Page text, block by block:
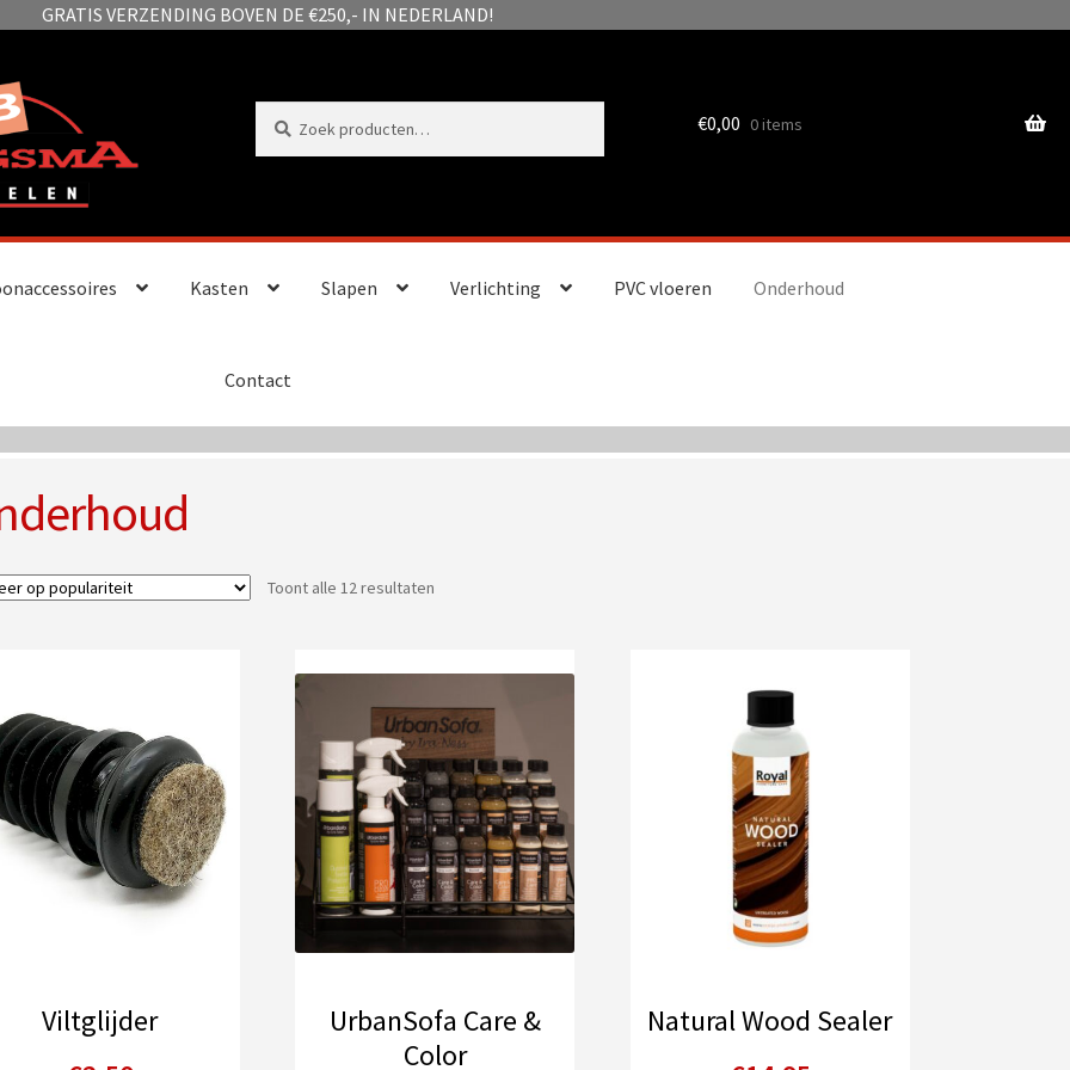
GRATIS VERZENDING BOVEN DE €250,- IN NEDERLAND!
naar:
Zoeken
Kasten Slapen Verlichting PVC vloeren Onderhoud
Contact
€0,00 0 items
Toont alle 12 resultatenGesorteerd
Viltglijder
UrbanSofa Care &
Color
Natural Wood Sealer